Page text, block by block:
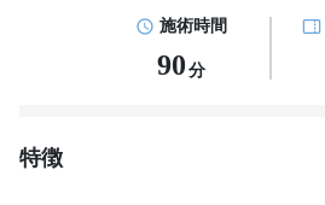
施術時間
90 分
特徴